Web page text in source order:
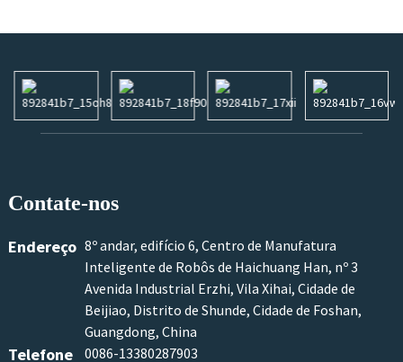
Contate-nos
Endereço 8º andar, edifício 6, Centro de Manufatura
Inteligente de Robôs de Haichuang Han, nº 3
Avenida Industrial Erzhi, Vila Xihai, Cidade de
Beijiao, Distrito de Shunde, Cidade de Foshan,
Guangdong, China
Telefone 0086-13380287903